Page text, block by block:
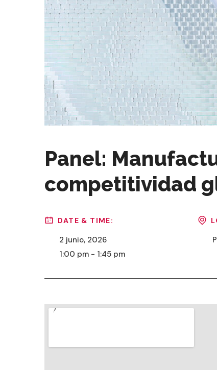
Panel:
competitividad
DATE & TIME:
2 junio, 2026
1:00 pm - 1:45 pm